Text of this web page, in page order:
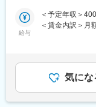
└約32名在籍（
※建築、機械、
当社は1935年
用」を事業の根
ています。松田
3500億円を突破
＜具体的な業
ます＞
（1）原料とな
（3）薬品や高
を抽出→地金な
（4）お客さま
給与
＜予定年収＞
＜賃金内訳＞月
給：年1回（4
当込み）＋賞与
与）賃金はあく
可能性がありま
気にな